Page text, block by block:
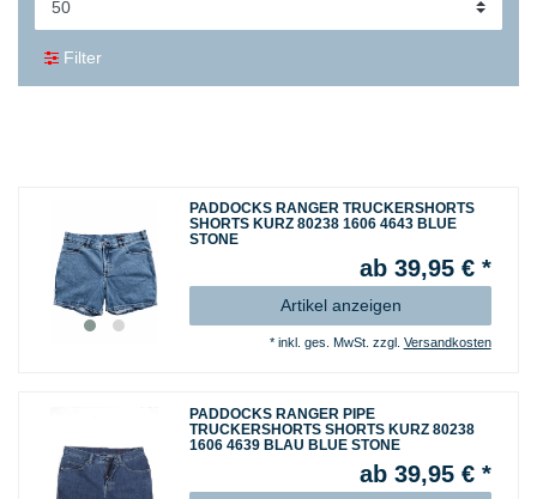
Filter
PADDOCKS RANGER TRUCKERSHORTS
SHORTS KURZ 80238 1606 4643 BLUE
STONE
ab 39,95 € *
Artikel anzeigen
* inkl. ges. MwSt. zzgl. Versandkosten
PADDOCKS RANGER PIPE
TRUCKERSHORTS SHORTS KURZ 80238
1606 4639 BLAU BLUE STONE
ab 39,95 € *